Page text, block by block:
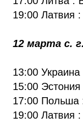
19:00 Латвия
12 марта с. г.
13:00
15:00
17:00 Польша
19:00 Латвия